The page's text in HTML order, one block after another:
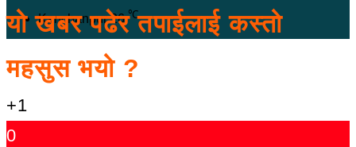
Kanchanpur 26℃
यो खबर पढेर तपाईलाई कस्तो
महसुस भयो ?
+1
0